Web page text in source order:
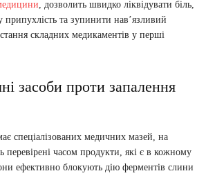
, дозволить швидко ліквідувати біль,
та зупинити нав’язливий
складних медикаментів у перші
засоби проти запалення
спеціалізованих медичних мазей, на
перевірені часом продукти, які є в кожному
ефективно блокують дію ферментів слини